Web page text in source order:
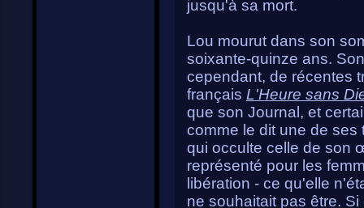
jusqu'à sa mort.
Lou mourut dans son
soixante-quinze ans.
cependant, de récentes
français L'Heure sans
que son Journal, et
comme le dit une de
qui occulte celle de son
représenté pour les
libération - ce qu'elle
ne souhaitait pas être.